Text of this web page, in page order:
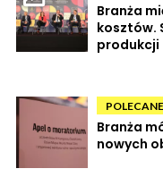
Branża
kosztów.
produkcji
POLECANE
Branża
nowych